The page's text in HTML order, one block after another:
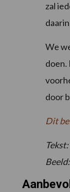
zal
We
doen.
door
Dit